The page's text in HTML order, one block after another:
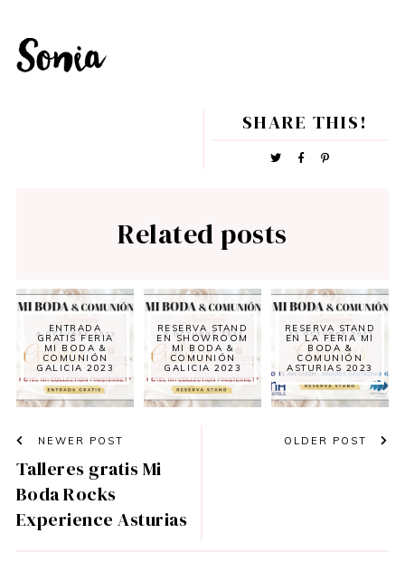
SHARE THIS!
Related posts
ENTRADA
GRATIS FERIA
MI BODA &
COMUNIÓN
GALICIA 2023
RESERVA STAND
EN SHOWROOM
MI BODA &
COMUNIÓN
GALICIA 2023
RESERVA STAND
EN LA FERIA MI
BODA &
COMUNIÓN
ASTURIAS 2023
NEWER POST
Talleres gratis Mi
Boda Rocks
Experience Asturias
OLDER POST